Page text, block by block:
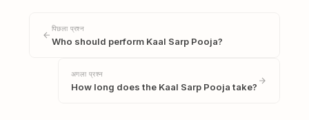
पिछला प्रश्न
Who should perform Kaal Sarp Pooja?
अगला प्रश्न
How long does the Kaal Sarp Pooja take?